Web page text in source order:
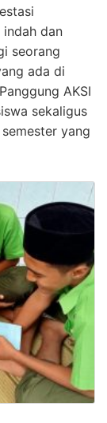
dan
seorang
ada di
AKSI
sekaligus
yang